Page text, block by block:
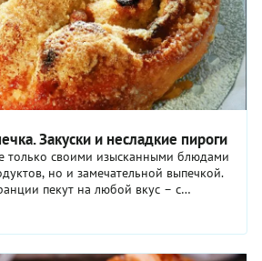
Закуски и несладкие пироги
только своими изысканными блюдами
но и замечательной выпечкой.
пекут на любой вкус – с
сладкие и ...